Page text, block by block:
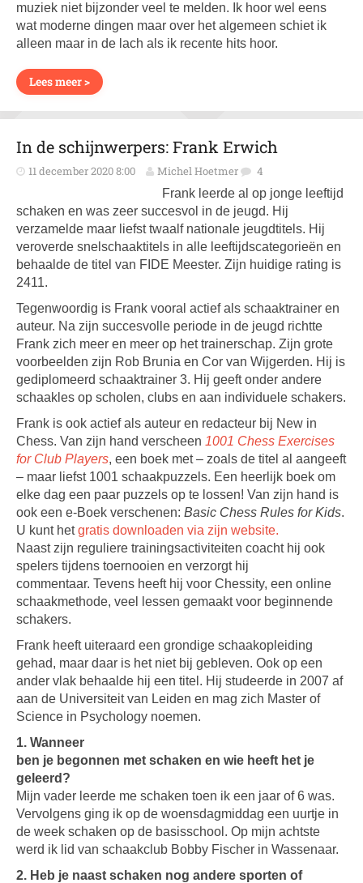
muziek niet bijzonder veel te melden. Ik hoor wel eens
wat moderne dingen maar over het algemeen schiet ik
alleen maar in de lach als ik recente hits hoor.
Lees meer >
In de schijnwerpers: Frank Erwich
11 december 2020 8:00 Michel Hoetmer 4
Frank leerde al op jonge leeftijd
schaken en was zeer succesvol in de jeugd. Hij
verzamelde maar liefst twaalf nationale jeugdtitels. Hij
veroverde snelschaaktitels in alle leeftijdscategorieën en
behaalde de titel van FIDE Meester. Zijn huidige rating is
2411.
Tegenwoordig is Frank vooral actief als schaaktrainer en
auteur. Na zijn succesvolle periode in de jeugd richtte
Frank zich meer en meer op het trainerschap. Zijn grote
voorbeelden zijn Rob Brunia en Cor van Wijgerden. Hij is
gediplomeerd schaaktrainer 3. Hij geeft onder andere
schaakles op scholen, clubs en aan individuele schakers.
Frank is ook actief als auteur en redacteur bij New in
Chess. Van zijn hand verscheen 1001 Chess Exercises
for Club Players, een boek met – zoals de titel al aangeeft
– maar liefst 1001 schaakpuzzels. Een heerlijk boek om
elke dag een paar puzzels op te lossen! Van zijn hand is
ook een e-Boek verschenen: Basic Chess Rules for Kids.
U kunt hetgratis downloaden via zijn website.
Naast zijn reguliere trainingsactiviteiten coacht hij ook
spelers tijdens toernooien en verzorgt hij
commentaar. Tevens heeft hij voor Chessity, een online
schaakmethode, veel lessen gemaakt voor beginnende
schakers.
Frank heeft uiteraard een grondige schaakopleiding
gehad, maar daar is het niet bij gebleven. Ook op een
ander vlak behaalde hij een titel. Hij studeerde in 2007 af
aan de Universiteit van Leiden en mag zich Master of
Science in Psychology noemen.
1. Wanneer
ben je begonnen met schaken en wie heeft het je
geleerd?
Mijn vader leerde me schaken toen ik een jaar of 6 was.
Vervolgens ging ik op de woensdagmiddag een uurtje in
de week schaken op de basisschool. Op mijn achtste
werd ik lid van schaakclub Bobby Fischer in Wassenaar.
2. Heb je naast schaken nog andere sporten of